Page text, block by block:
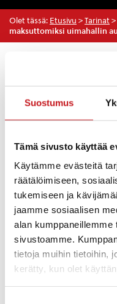
Suostumus
Tämä sivusto käyttää
Käytämme evästeitä
räätälöimiseen,
tukemiseen ja
jaamme sosiaalisen
alan
sivustoamme.
tietoja muihin tietoihin,
kerätty, kun olet
Olet tässä: Etusivu > Tarinat >
maksuttomiksi uimahallin
24.10.2018 — 10:20
mahdollisuudesta
Voimaharjoittelu lisää
toimintakykyä.
hyvinvointipalveluissa
Sivistyslautakunta
päätöksen, jonka
Lohen koulun
vuonna 70 vuotta
kuntalaiset uimahallin